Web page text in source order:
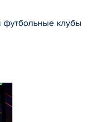
футбольные клубы